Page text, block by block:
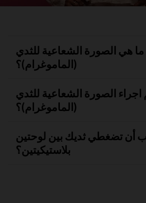
ما هي الصورة الشعاعية للثدي
(الماموغرام)؟
الصورة الشعاعية للثدي
(الماموغرام)؟
أن تضغطي ثديك بين لوحتين
بلاستيكيتين؟